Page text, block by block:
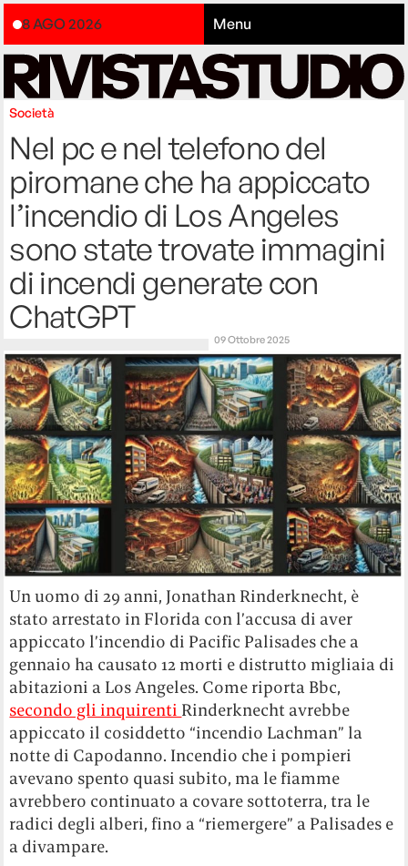
8 AGO 2026 Menu
Società
Nel pc e nel telefono del
piromane che ha appiccato
l’incendio di Los Angeles
sono state trovate immagini
di incendi generate con
ChatGPT
09 Ottobre 2025
Un uomo di 29 anni, Jonathan Rinderknecht, è
stato arrestato in Florida con l’accusa di aver
appiccato l’incendio di Pacific Palisades che a
gennaio ha causato 12 morti e distrutto migliaia di
abitazioni a Los Angeles. Come riporta Bbc,
secondo gli inquirenti Rinderknecht avrebbe
appiccato il cosiddetto “incendio Lachman” la
notte di Capodanno. Incendio che i pompieri
avevano spento quasi subito, ma le fiamme
avrebbero continuato a covare sottoterra, tra le
radici degli alberi, fino a “riemergere” a Palisades e
a divampare.